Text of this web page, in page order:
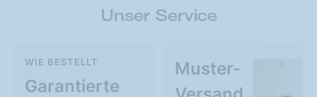
Unser Service
Garantierte
WIE BESTELLT
Muster-